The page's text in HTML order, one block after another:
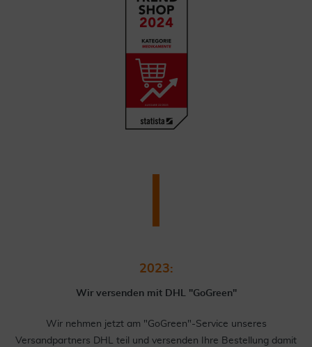
2023:
Wir versenden mit DHL "GoGreen"
Wir nehmen jetzt am "GoGreen"-Service unseres
Versandpartners DHL teil und versenden Ihre Bestellung damit